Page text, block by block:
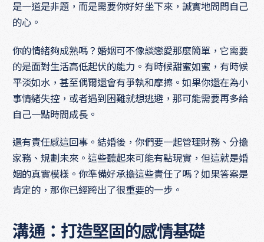
是一道是非題，而是需要你好好坐下來，誠實地問問自己
的心。
你的情緒夠成熟嗎？婚姻可不像談戀愛那麼簡單，它需要
的是面對生活高低起伏的能力。有時候甜蜜如蜜，有時候
平淡如水，甚至偶爾還會有爭執和摩擦。如果你還在為小
事情緒失控，或者遇到困難就想逃避，那可能需要再多給
自己一點時間成長。
還有責任感這回事。結婚後，你們要一起管理財務、分擔
家務、規劃未來。這些聽起來可能有點現實，但這就是婚
姻的真實模樣。你準備好承擔這些責任了嗎？如果答案是
肯定的，那你已經跨出了很重要的一步。
溝通：打造堅固的感情基礎